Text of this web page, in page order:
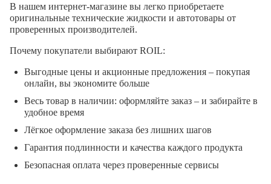
В нашем интернет-магазине вы легко приобретаете
оригинальные технические жидкости и автотовары от
проверенных производителей.
Почему покупатели выбирают ROIL:
Выгодные цены и акционные предложения – покупая
онлайн, вы экономите больше
Весь товар в наличии: оформляйте заказ – и забирайте в
удобное время
Лёгкое оформление заказа без лишних шагов
Гарантия подлинности и качества каждого продукта
Безопасная оплата через проверенные сервисы